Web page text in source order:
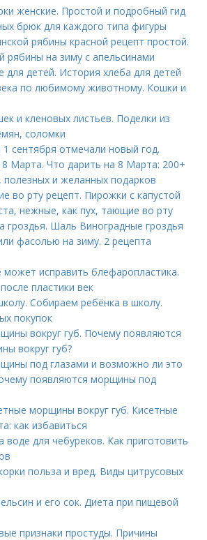
женские. Простой и подробный гид
брюк для каждого типа фигуры
рябины красной рецепт простой.
рябины на зиму с апельсинами
для детей. История хлеба для детей
по любимому животному. Кошки и
и кленовых листьев. Поделки из
соломки
сентября отмечали новый год.
Марта. Что дарить на 8 Марта: 200+
полезных и желанных подарков
во рту рецепт. Пирожки с капустой
нежные, как пух, тающие во рту
гроздья. Шаль Виноградные гроздья
фасолью на зиму. 2 рецепта
исправить блефаропластика.
пластики век
Собираем ребёнка в школу.
покупок
вокруг губ. Почему появляются
вокруг губ?
под глазами и возможно ли это
появляются морщины под
морщины вокруг губ. Кисетные
как избавиться
воде для чебуреков. Как приготовить
польза и вред. Виды цитрусовых
и его сок. Диета при пищевой
признаки простуды. Причины